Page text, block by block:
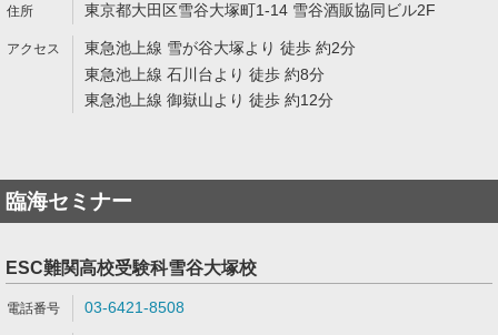
東京都大田区雪谷大塚町1-14 雪谷酒販協同ビル2F
東急池上線 雪が谷大塚より 徒歩 約2分
東急池上線 石川台より 徒歩 約8分
東急池上線 御嶽山より 徒歩 約12分
臨海セミナー
ESC難関高校受験科雪谷大塚校
03-6421-8508